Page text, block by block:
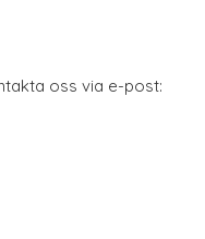
oss via e-post: